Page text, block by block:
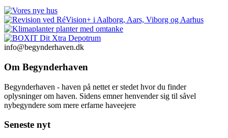
info@begynderhaven.dk
Om Begynderhaven
Begynderhaven - haven på nettet er stedet hvor du finder
oplysninger om haven. Sidens emner henvender sig til såvel
nybegyndere som mere erfarne haveejere
Seneste nyt